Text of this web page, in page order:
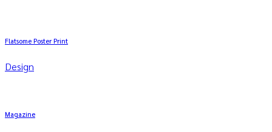
Flatsome Poster Print
Design
Magazine